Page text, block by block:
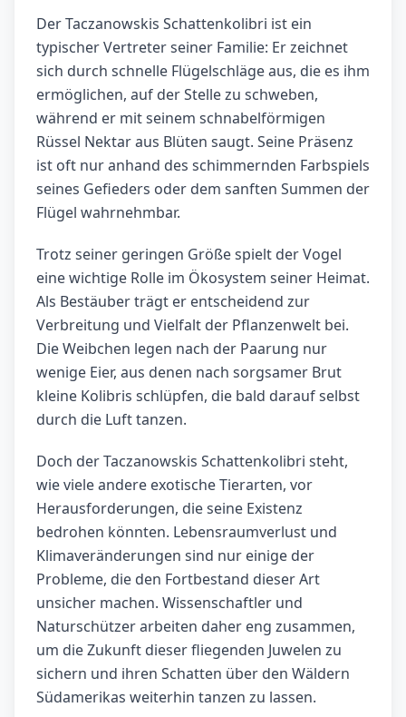
Der Taczanowskis Schattenkolibri ist ein
typischer Vertreter seiner Familie: Er zeichnet
sich durch schnelle Flügelschläge aus, die es ihm
ermöglichen, auf der Stelle zu schweben,
während er mit seinem schnabelförmigen
Rüssel Nektar aus Blüten saugt. Seine Präsenz
ist oft nur anhand des schimmernden Farbspiels
seines Gefieders oder dem sanften Summen der
Flügel wahrnehmbar.
Trotz seiner geringen Größe spielt der Vogel
eine wichtige Rolle im Ökosystem seiner Heimat.
Als Bestäuber trägt er entscheidend zur
Verbreitung und Vielfalt der Pflanzenwelt bei.
Die Weibchen legen nach der Paarung nur
wenige Eier, aus denen nach sorgsamer Brut
kleine Kolibris schlüpfen, die bald darauf selbst
durch die Luft tanzen.
Doch der Taczanowskis Schattenkolibri steht,
wie viele andere exotische Tierarten, vor
Herausforderungen, die seine Existenz
bedrohen könnten. Lebensraumverlust und
Klimaveränderungen sind nur einige der
Probleme, die den Fortbestand dieser Art
unsicher machen. Wissenschaftler und
Naturschützer arbeiten daher eng zusammen,
um die Zukunft dieser fliegenden Juwelen zu
sichern und ihren Schatten über den Wäldern
Südamerikas weiterhin tanzen zu lassen.